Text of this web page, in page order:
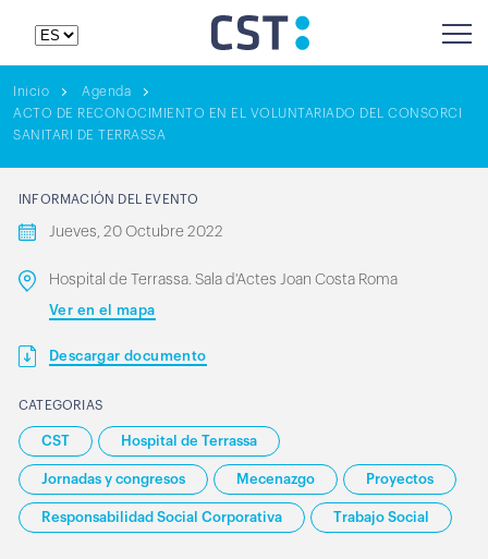
Inicio
Agenda
ACTO DE RECONOCIMIENTO EN EL VOLUNTARIADO DEL CONSORCI
SANITARI DE TERRASSA
INFORMACIÓN DEL EVENTO
Jueves, 20 Octubre 2022
Hospital de Terrassa. Sala d'Actes Joan Costa Roma
Ver en el mapa
Descargar documento
CATEGORIAS
CST Hospital de Terrassa
Jornadas y congresos Mecenazgo Proyectos
Responsabilidad Social Corporativa Trabajo Social